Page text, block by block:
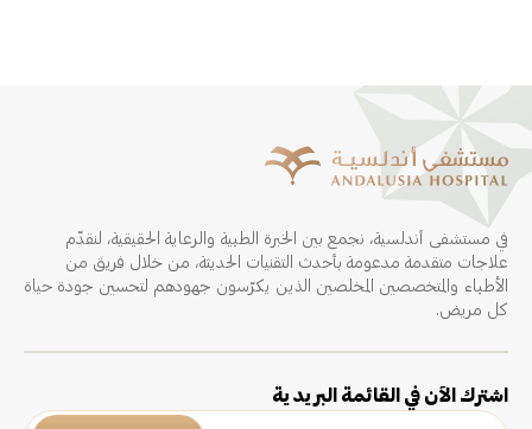
في مستشفى أندلسية، نجمع بين الخبرة الطبية والرعاية الحقيقية، لنقدّم
علاجات متقدمة مدعومة بأحدث التقنيات الحديثة، من خلال فريق من
الأطباء والمتخصصين المخلصين الذين يكرّسون جهودهم لتحسين جودة حياة
كل مريض.
اشترك الآن في القائمة البريدية